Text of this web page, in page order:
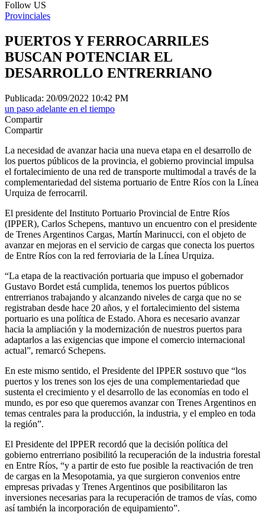
Follow US
Provinciales
PUERTOS Y FERROCARRILES
BUSCAN POTENCIAR EL
DESARROLLO ENTRERRIANO
Publicada: 20/09/2022 10:42 PM
un paso adelante en el tiempo
Compartir
Compartir
La necesidad de avanzar hacia una nueva etapa en el desarrollo de
los puertos públicos de la provincia, el gobierno provincial impulsa
el fortalecimiento de una red de transporte multimodal a través de la
complementariedad del sistema portuario de Entre Ríos con la Línea
Urquiza de ferrocarril.
El presidente del Instituto Portuario Provincial de Entre Ríos
(IPPER), Carlos Schepens, mantuvo un encuentro con el presidente
de Trenes Argentinos Cargas, Martín Marinucci, con el objeto de
avanzar en mejoras en el servicio de cargas que conecta los puertos
de Entre Ríos con la red ferroviaria de la Línea Urquiza.
“La etapa de la reactivación portuaria que impuso el gobernador
Gustavo Bordet está cumplida, tenemos los puertos públicos
entrerrianos trabajando y alcanzando niveles de carga que no se
registraban desde hace 20 años, y el fortalecimiento del sistema
portuario es una política de Estado. Ahora es necesario avanzar
hacia la ampliación y la modernización de nuestros puertos para
adaptarlos a las exigencias que impone el comercio internacional
actual”, remarcó Schepens.
En este mismo sentido, el Presidente del IPPER sostuvo que “los
puertos y los trenes son los ejes de una complementariedad que
sustenta el crecimiento y el desarrollo de las economías en todo el
mundo, es por eso que queremos avanzar con Trenes Argentinos en
temas centrales para la producción, la industria, y el empleo en toda
la región”.
El Presidente del IPPER recordó que la decisión política del
gobierno entrerriano posibilitó la recuperación de la industria forestal
en Entre Ríos, “y a partir de esto fue posible la reactivación de tren
de cargas en la Mesopotamia, ya que surgieron convenios entre
empresas privadas y Trenes Argentinos que posibilitaron las
inversiones necesarias para la recuperación de tramos de vías, como
así también la incorporación de equipamiento”.